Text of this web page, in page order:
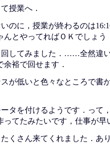
授業へ．
のに，授業が終わるのは
とやってればＯＫでしょ
してみました．……全然違
裕で回せます．
が低いと色々なところで書
タを付けるようです．って
ってたみたいです，仕事が早
くさん来てくれました．あ